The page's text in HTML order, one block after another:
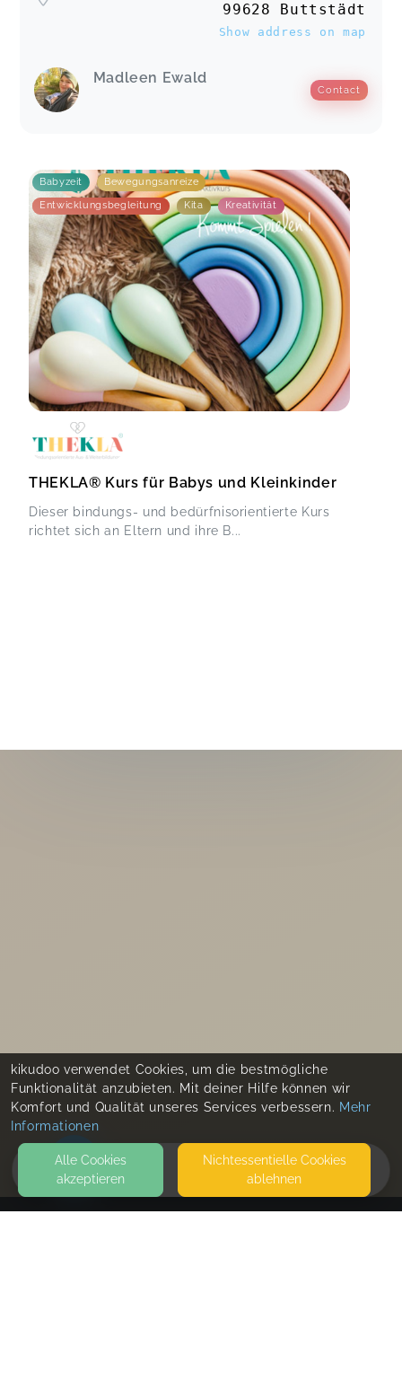
HOME
99628 Buttstädt
Show address on map
Madleen Ewald
Contact
Babyzeit Bewegungsanreize
Entwicklungsbegleitung Kita Kreativität
THEKLA® Kurs für Babys und Kleinkinder
Dieser bindungs- und bedürfnisorientierte Kurs
richtet sich an Eltern und ihre B...
kikudoo verwendet Cookies, um die bestmögliche
Funktionalität anzubieten. Mit deiner Hilfe können wir
Komfort und Qualität unseres Services verbessern. Mehr
Informationen
Alle Cookies
akzeptieren
Nicht­essentielle Cookies
ablehnen